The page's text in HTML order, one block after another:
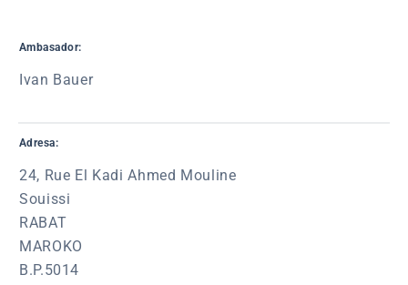
Ambasador:
Ivan Bauer
Adresa:
24, Rue El Kadi Ahmed Mouline
Souissi
RABAT
MAROKO
B.P.5014